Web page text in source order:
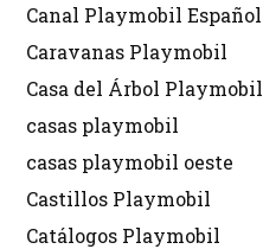
Canal Playmobil Español
Caravanas Playmobil
Casa del Árbol Playmobil
casas playmobil
casas playmobil oeste
Castillos Playmobil
Catálogos Playmobil